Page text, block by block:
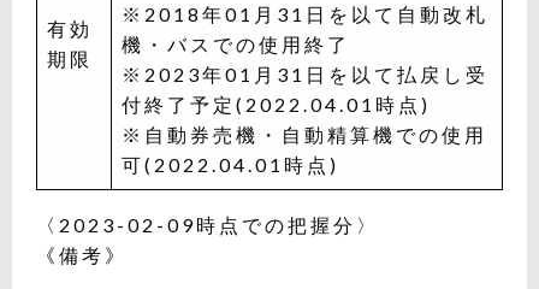
有効
期限
※2018年01月31日を以て自動改札
機・バスでの使用終了
※2023年01月31日を以て払戻し受
付終了予定(2022.04.01時点)
※自動券売機・自動精算機での使用
可(2022.04.01時点)
〈2023-02-09時点での把握分〉
《備考》